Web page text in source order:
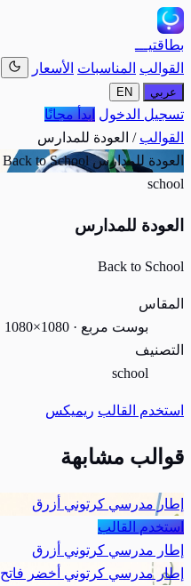
بطاقتيـــ
القوالب المناسبات الأسعار
عربي EN
تسجيل الدخول ابدأ مجانًا
القوالب / العودة للمدارس
العودة للمدارس Back to School
school
العودة للمدارس
Back to School
المقاس
بوست مربع · 1080×1080
التصنيف
school
استخدم القالب ريميكس
قوالب مشابهة
إطار مدرسي كرتوني أزرق
استخدم القالب
إطار مدرسي كرتوني أزرق
إطار مدرسي كرتوني أخضر فاتح